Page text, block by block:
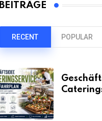
BEITRÄGE
RECENT POPULAR